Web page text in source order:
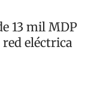
13 mil MDP
eléctrica